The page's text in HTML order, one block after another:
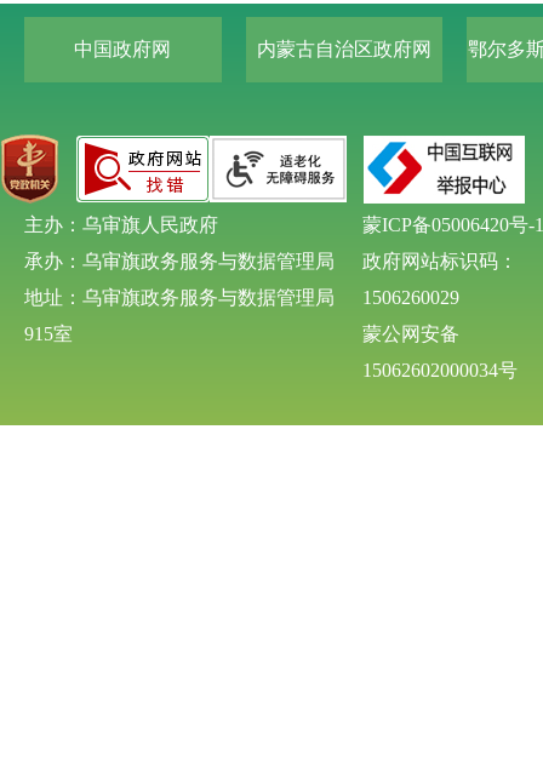
中国政府网 内蒙古自治区政府网 鄂尔多
主办：乌审旗人民政府
承办：乌审旗政务服务与数据管理局
地址：乌审旗政务服务与数据管理局
915室
蒙ICP备05006420号-1
政府网站标识码：
1506260029
蒙公网安备
15062602000034号